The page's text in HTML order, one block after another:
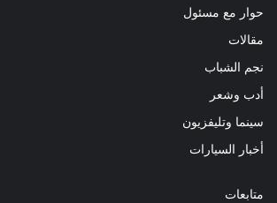
حوار مع مسئول
مقالات
نجم الشباب
أدب وشعر
سينما وتليفزيون
أخبار السيارات
متابعات